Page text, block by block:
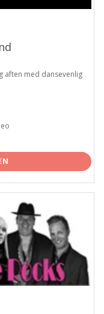
aften med dansevenlig